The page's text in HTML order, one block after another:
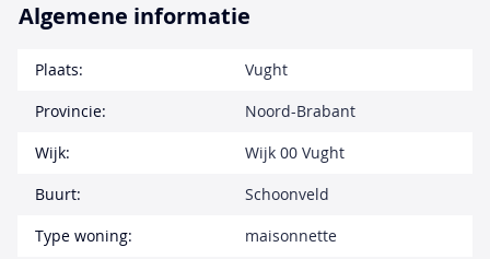
Algemene informatie
Plaats:
Vught
Provincie:
Noord-Brabant
Wijk:
Wijk 00 Vught
Buurt:
Schoonveld
Type woning:
maisonnette